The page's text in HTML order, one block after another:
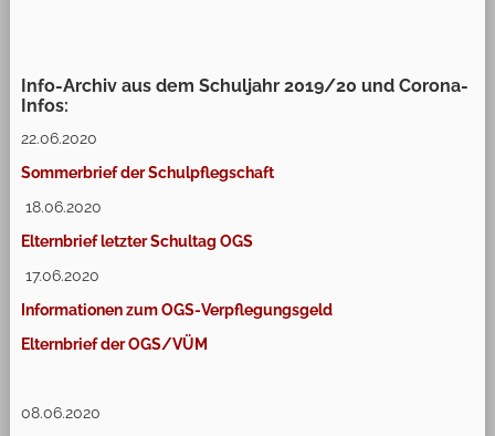
Info-Archiv aus dem Schuljahr 2019/20 und Corona-
Infos:
22.06.2020
Sommerbrief der Schulpflegschaft
18.06.2020
Elternbrief letzter Schultag OGS
17.06.2020
Informationen zum OGS-Verpflegungsgeld
Elternbrief der OGS/VÜM
08.06.2020